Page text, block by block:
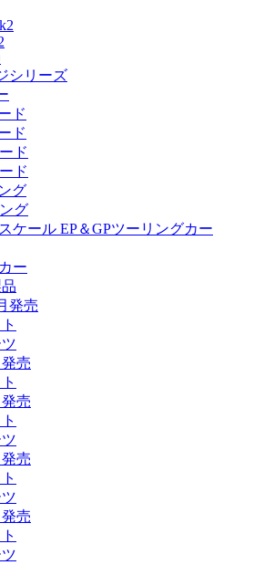
シリーズ
ド
ド
ド
ド
グ
グ
ケール EP＆GPツーリングカー
ー
発売
売
売
売
売